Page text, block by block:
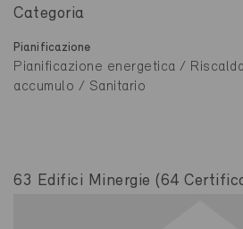
Categoria
Pianificazione
Pianificazione energetica /
accumulo / Sanitario
63 Edifici Minergie (64